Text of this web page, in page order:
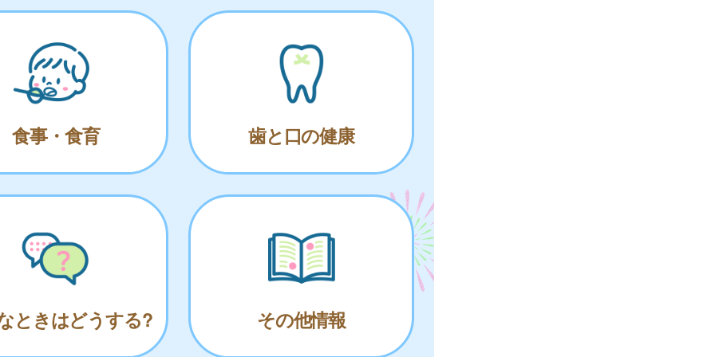
食事・食育 歯と口の健康
ときはどうする? その他情報